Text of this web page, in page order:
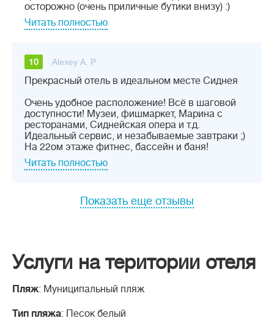
осторожно (очень приличные бутики внизу) :)
Читать полностью
10 Alexey A. P
Прекрасный отель в идеальном месте Сиднея
Очень удобное расположение! Всё в шаговой
доступности! Музеи, фишмаркет, Марина с
ресторанами, Сиднейская опера и т.д.
Идеальный сервис, и незабываемые завтраки ;)
На 22ом этаже фитнес, бассейн и баня!
Читать полностью
Показать еще отзывы
Услуги на територии отеля
Пляж: Муниципальный пляж
Тип пляжа: Песок белый